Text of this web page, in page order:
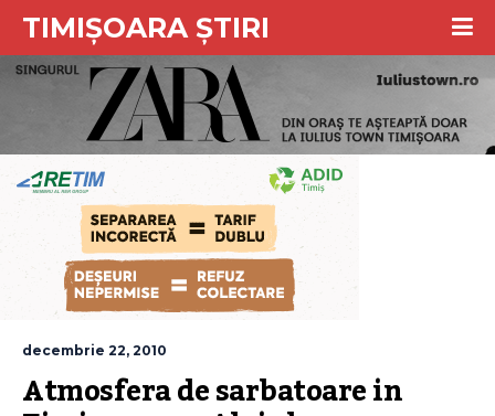
TIMIȘOARA ȘTIRI
decembrie 22, 2010
Atmosfera de sarbatoare in